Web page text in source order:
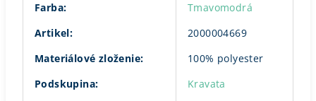
Farba:
Tmavomodrá
Artikel:
2000004669
Materiálové zloženie:
100% polyester
Podskupina:
Kravata